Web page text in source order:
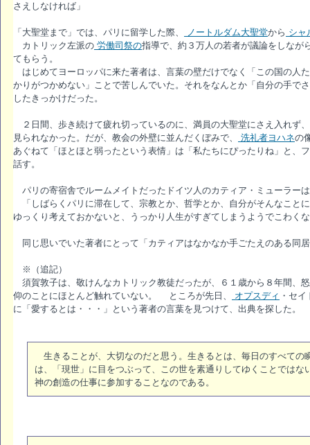
さえしなければ」
「大聖堂まで」では、パリに留学した際、 ノートルダム大聖堂から シャ
カトリック左派の 労働司祭の指導で、約３万人の若者が議論をしなが
てもらう。
はじめてヨーロッパに来た著者は、言葉の壁だけでなく「この国の人
かりがつかめない」ことで苦しんでいた。それをなんとか「自分の手で
したきっかけだった。
２日間、歩き続けて疲れ切っているのに、満員の大聖堂にさえ入れず
見られなかった。だが、教会の外壁に並んだくぼみで、
洗礼者ヨハネの
あぐねて「ほとほと弱ったという表情」は「私たちにぴったりね」と、
話す。
パリの寄宿舎でルームメイトだったドイツ人のカティア・ミューラー
「しばらくパリに滞在して、宗教とか、哲学とか、自分がそんなこと
ゆっくり考えておかないと、うっかり人生がすぎてしまうようでこわく
同じ思いでいた著者にとって「カティアはなかなか手ごたえのある同
※（追記）
須賀敦子は、敬けんなカトリック教徒だったが、６１歳から８年間、
仰のことにほとんど触れていない。 ところが先日、
オプスディ ・セ
に「愛するとは・・・」という著者の言葉を見つけて、出典を探した。
生きることが、大切なのだと思う。生きるとは、毎日のすべての
は、「現世」に目をつぶって、この世を素通りしてゆくことでは
神の創造の仕事に参加することなのである。